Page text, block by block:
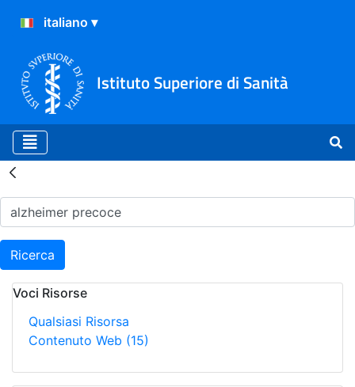
Istituto Superiore di Sanità
Risultati della Ricerca -
Ricerca
Voci Risorse
Qualsiasi Risorsa
Contenuto Web (15)